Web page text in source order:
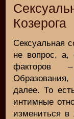
Козерога
Сексуальная
не вопрос, а,
факторов
далее. То
интимные
измениться